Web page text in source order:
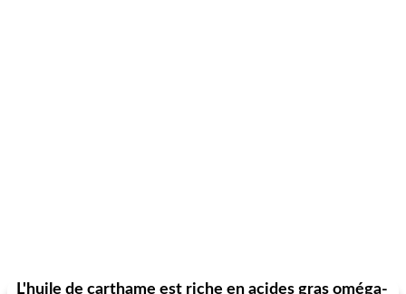
L'huile de carthame est riche en acides gras oméga-